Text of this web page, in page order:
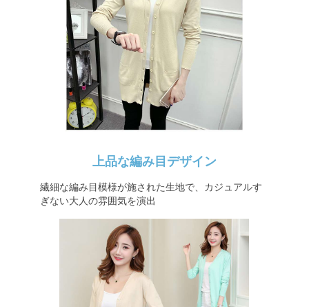
上品な編み目デザイン
繊細な編み目模様が施された生地で、カジュアルす
ぎない大人の雰囲気を演出